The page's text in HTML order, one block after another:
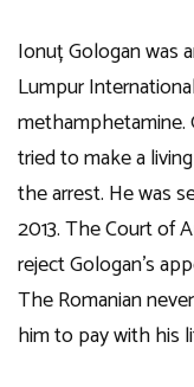
Ionuț Gologan was
Lumpur
methamphetamine.
tried to make a
the arrest. He was
2013. The Court of
reject Gologan’s
The Romanian
him to pay with his